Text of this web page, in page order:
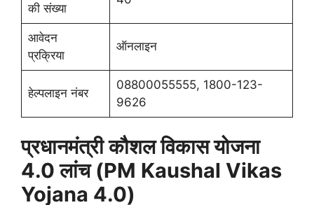
की संख्या
आवेदन
प्रक्रिया
ऑनलाइन
हेल्पलाइन नंबर
08800055555, 1800-123-
9626
प्रधानमंत्री कौशल विकास योजना
4.0 लांच (PM Kaushal Vikas
Yojana 4.0)